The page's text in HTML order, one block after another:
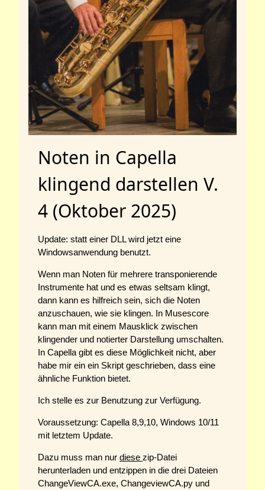
Noten in Capella
klingend darstellen V.
4 (Oktober 2025)
Update: statt einer DLL wird jetzt eine
Windowsanwendung benutzt.
Wenn man Noten für mehrere transponierende
Instrumente hat und es etwas seltsam klingt,
dann kann es hilfreich sein, sich die Noten
anzuschauen, wie sie klingen. In Musescore
kann man mit einem Mausklick zwischen
klingender und notierter Darstellung umschalten.
In Capella gibt es diese Möglichkeit nicht, aber
habe mir ein ein Skript geschrieben, dass eine
ähnliche Funktion bietet.
Ich stelle es zur Benutzung zur Verfügung.
Voraussetzung: Capella 8,9,10, Windows 10/11
mit letztem Update.
Dazu muss man nur diese zip-Datei
herunterladen und entzippen in die drei Dateien
ChangeViewCA.exe, ChangeviewCA.py und